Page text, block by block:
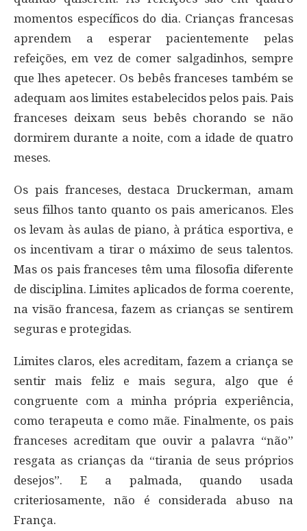
momentos específicos do dia. Crianças francesas
aprendem a esperar pacientemente pelas
refeições, em vez de comer salgadinhos, sempre
que lhes apetecer. Os bebês franceses também se
adequam aos limites estabelecidos pelos pais. Pais
franceses deixam seus bebês chorando se não
dormirem durante a noite, com a idade de quatro
meses.
Os pais franceses, destaca Druckerman, amam
seus filhos tanto quanto os pais americanos. Eles
os levam às aulas de piano, à prática esportiva, e
os incentivam a tirar o máximo de seus talentos.
Mas os pais franceses têm uma filosofia diferente
de disciplina. Limites aplicados de forma coerente,
na visão francesa, fazem as crianças se sentirem
seguras e protegidas.
Limites claros, eles acreditam, fazem a criança se
sentir mais feliz e mais segura, algo que é
congruente com a minha própria experiência,
como terapeuta e como mãe. Finalmente, os pais
franceses acreditam que ouvir a palavra “não”
resgata as crianças da “tirania de seus próprios
desejos”. E a palmada, quando usada
criteriosamente, não é considerada abuso na
França.